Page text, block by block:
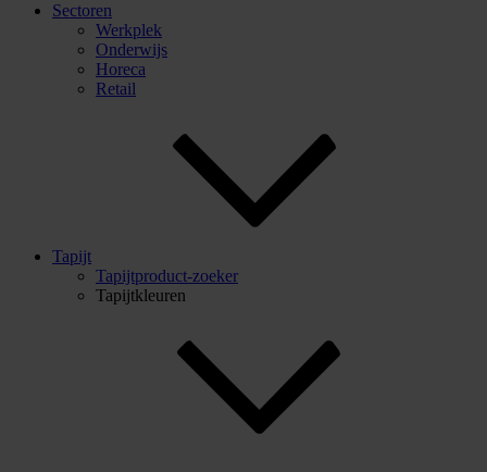
Sectoren
Werkplek
Onderwijs
Horeca
Retail
Tapijt
Tapijtproduct-zoeker
Tapijtkleuren